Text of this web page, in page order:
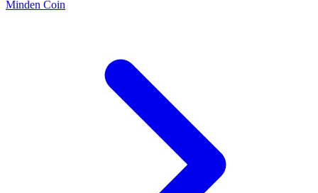
Minden Coin